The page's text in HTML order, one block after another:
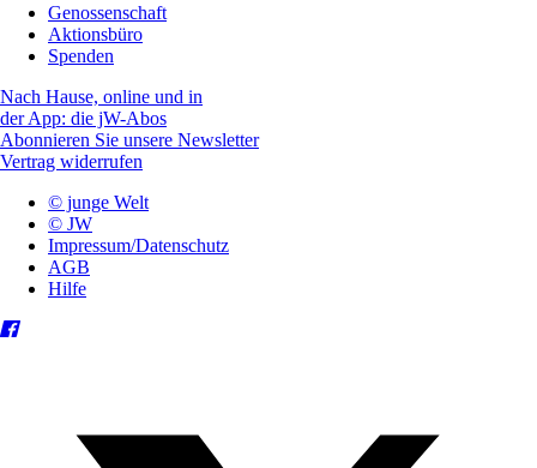
Genossenschaft
Aktionsbüro
Spenden
Nach Hause, online und in
der App: die jW-Abos
Abonnieren Sie unsere Newsletter
Vertrag widerrufen
© junge Welt
© JW
Impressum/Datenschutz
AGB
Hilfe